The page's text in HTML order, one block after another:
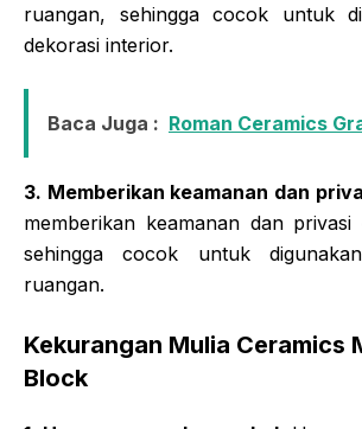
ruangan, sehingga cocok untuk
dekorasi interior.
Baca Juga : Roman Ceramics
3. Memberikan keamanan dan
memberikan keamanan dan privasi
sehingga cocok untuk
ruangan.
Kekurangan Mulia Ceramics
Block